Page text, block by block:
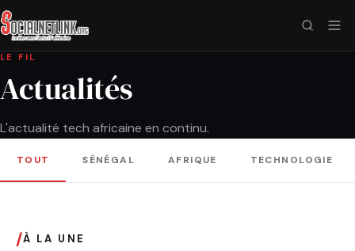
LE FIL
Actualités
L'actualité tech africaine en continu.
TOUT SÉNÉGAL AFRIQUE TECHNOLOGIE
/À LA UNE